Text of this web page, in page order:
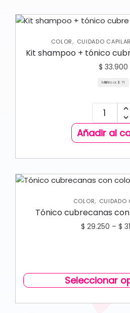
COLOR, CUIDADO CAPILAR
Kit shampoo + tónico
$ 33.900
Mililitro a: $ 71
Añadir al
COLOR, CUIDADO
Tónico cubrecanas
$ 29.250 – $
Seleccionar